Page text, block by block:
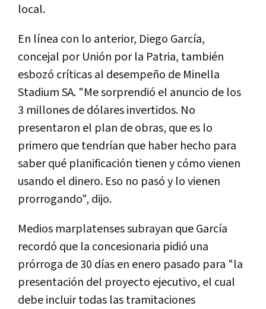
local.
En línea con lo anterior, Diego García,
concejal por Unión por la Patria, también
esbozó críticas al desempeño de Minella
Stadium SA. "Me sorprendió el anuncio de los
3 millones de dólares invertidos. No
presentaron el plan de obras, que es lo
primero que tendrían que haber hecho para
saber qué planificación tienen y cómo vienen
usando el dinero. Eso no pasó y lo vienen
prorrogando", dijo.
Medios marplatenses subrayan que García
recordó que la concesionaria pidió una
prórroga de 30 días en enero pasado para "la
presentación del proyecto ejecutivo, el cual
debe incluir todas las tramitaciones